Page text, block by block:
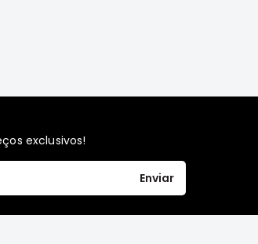
exclusivos!
Enviar